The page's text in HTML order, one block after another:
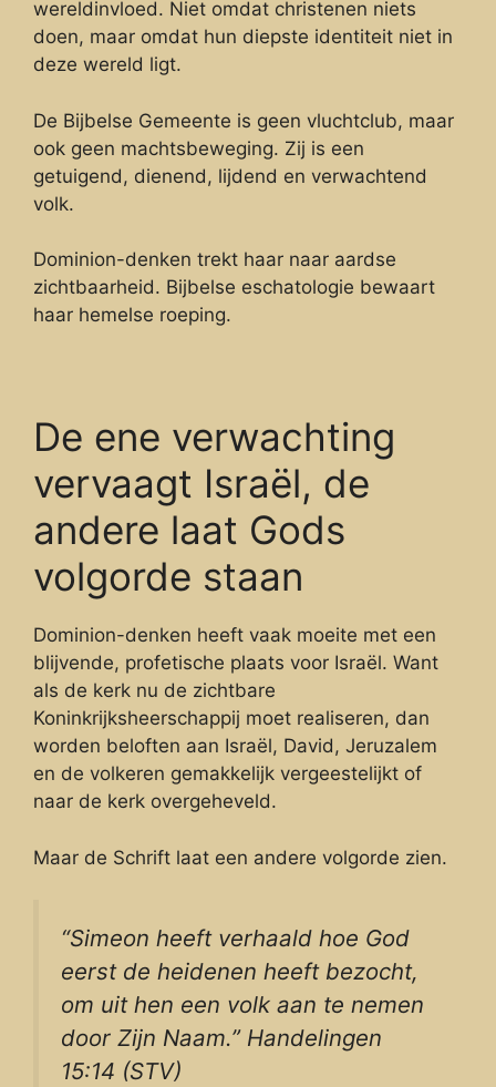
wereldinvloed. Niet omdat christenen niets
doen, maar omdat hun diepste identiteit niet in
deze wereld ligt.
De Bijbelse Gemeente is geen vluchtclub, maar
ook geen machtsbeweging. Zij is een
getuigend, dienend, lijdend en verwachtend
volk.
Dominion-denken trekt haar naar aardse
zichtbaarheid. Bijbelse eschatologie bewaart
haar hemelse roeping.
De ene verwachting
vervaagt Israël, de
andere laat Gods
volgorde staan
Dominion-denken heeft vaak moeite met een
blijvende, profetische plaats voor Israël. Want
als de kerk nu de zichtbare
Koninkrijksheerschappij moet realiseren, dan
worden beloften aan Israël, David, Jeruzalem
en de volkeren gemakkelijk vergeestelijkt of
naar de kerk overgeheveld.
Maar de Schrift laat een andere volgorde zien.
“Simeon heeft verhaald hoe God
eerst de heidenen heeft bezocht,
om uit hen een volk aan te nemen
door Zijn Naam.” Handelingen
15:14 (STV)